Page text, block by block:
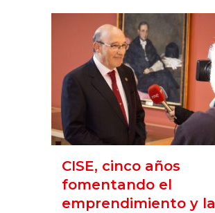
CISE, cinco años
fomentando el
emprendimiento y la